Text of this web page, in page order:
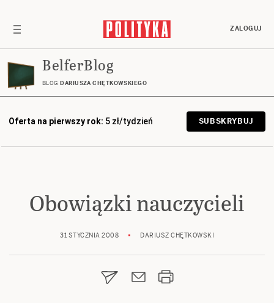
ZALOGUJ
BelferBlog
BLOG DARIUSZA CHĘTKOWSKIEGO
Oferta na pierwszy rok: 5 zł/tydzień SUBSKRYBUJ
Obowiązki nauczycieli
31 STYCZNIA 2008 DARIUSZ CHĘTKOWSKI